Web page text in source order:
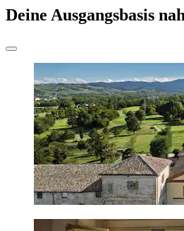
Deine Ausgangsbasis